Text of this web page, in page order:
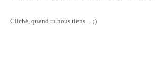
Cliché, quand tu nous tiens.... ;)